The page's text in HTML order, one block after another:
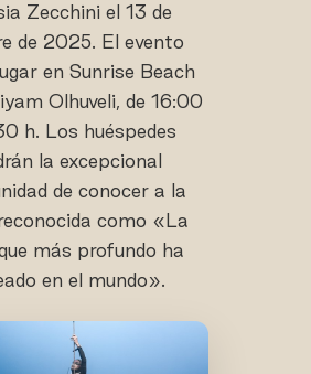
Zecchini el 13 de
de 2025. El evento
en Sunrise Beach
Olhuveli, de 16:00
h. Los huéspedes
la excepcional
de conocer a la
como «La
más profundo ha
en el mundo».